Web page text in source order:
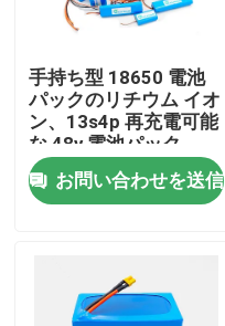
家
動画
手持ち型 18650 電池
パックのリチウム イオ
ン、13s4p 再充電可能
な 48v 電池パック
お問い合わせを送信